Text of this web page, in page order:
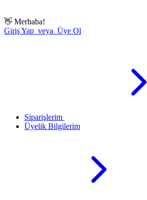
👋 Merhaba!
Giriş Yap veya Üye Ol
Siparişlerim
Üyelik Bilgilerim